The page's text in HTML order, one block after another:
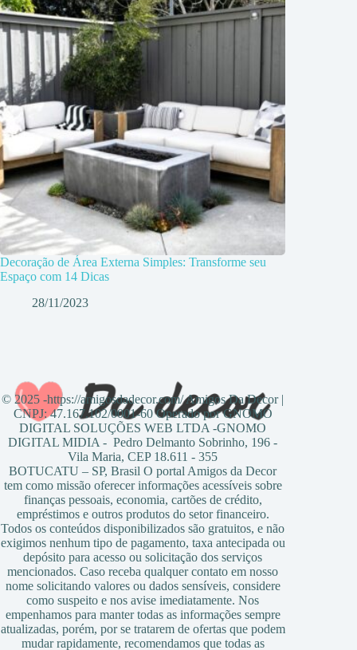
Decoração de Área Externa Simples: Transforme seu
Espaço com 14 Dicas
28/11/2023
© 2025 -https://amigosdadecor.com/ Amigos Da Decor |
CNPJ: 47.167.102/0001-60 Operado por GNOMO
DIGITAL SOLUÇÕES WEB LTDA -GNOMO
DIGITAL MIDIA - Pedro Delmanto Sobrinho, 196 -
Vila Maria, CEP 18.611 - 355
BOTUCATU – SP, Brasil O portal Amigos da Decor
tem como missão oferecer informações acessíveis sobre
finanças pessoais, economia, cartões de crédito,
empréstimos e outros produtos do setor financeiro.
Todos os conteúdos disponibilizados são gratuitos, e não
exigimos nenhum tipo de pagamento, taxa antecipada ou
depósito para acesso ou solicitação dos serviços
mencionados. Caso receba qualquer contato em nosso
nome solicitando valores ou dados sensíveis, considere
como suspeito e nos avise imediatamente. Nos
empenhamos para manter todas as informações sempre
atualizadas, porém, por se tratarem de ofertas que podem
mudar rapidamente, recomendamos que todas as